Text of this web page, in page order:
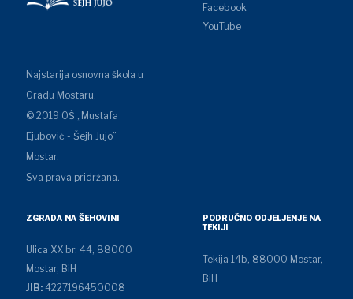
Najstarija osnovna škola u
Gradu Mostaru.
© 2019 OŠ „Mustafa
Ejubović - Šejh Jujo”
Mostar.
Sva prava pridržana.
Facebook
YouTube
ZGRADA NA ŠEHOVINI
Ulica XX br. 44, 88000
Mostar, BiH
JIB:4227196450008
PODRUČNO ODJELJENJE NA
TEKIJI
Tekija 14b, 88000 Mostar,
BiH